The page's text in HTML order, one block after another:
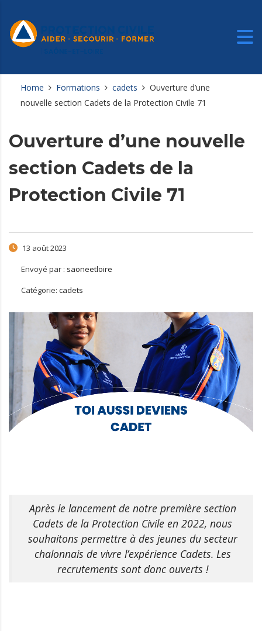
Home Formations cadets
Ouverture d’une
nouvelle section Cadets de la Protection Civile 71
Ouverture d’une nouvelle
section Cadets de la
Protection Civile 71
13 août 2023
Envoyé par : saoneetloire
Catégorie: cadets
Après le lancement de notre première section
Cadets de la Protection Civile en 2022, nous
souhaitons permettre à des jeunes du secteur
chalonnais de vivre l’expérience Cadets. Les
recrutements sont donc ouverts !